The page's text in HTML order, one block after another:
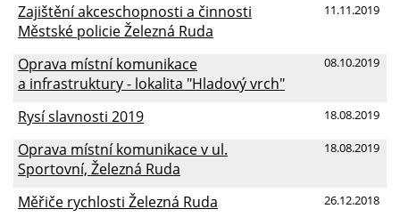
11.11.2019
Zajištění akceschopnosti a činnosti
Městské policie Železná Ruda
08.10.2019
Oprava místní komunikace
a infrastruktury - lokalita "Hladový vrch"
18.08.2019
Rysí slavnosti 2019
18.08.2019
Oprava místní komunikace v ul.
Sportovní, Železná Ruda
26.12.2018
Měřiče rychlosti Železná Ruda